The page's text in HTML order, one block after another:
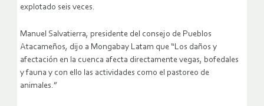
explotado seis veces.
Manuel Salvatierra, presidente del consejo de Pueblos
Atacameños, dijo a Mongabay Latam que “Los daños y
afectación en la cuenca afecta directamente vegas, bofedales
y fauna y con ello las actividades como el pastoreo de
animales.”